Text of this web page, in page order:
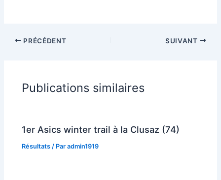
PRÉCÉDENT SUIVANT
Publications similaires
1er Asics winter trail à la Clusaz (74)
Résultats / Paradmin1919